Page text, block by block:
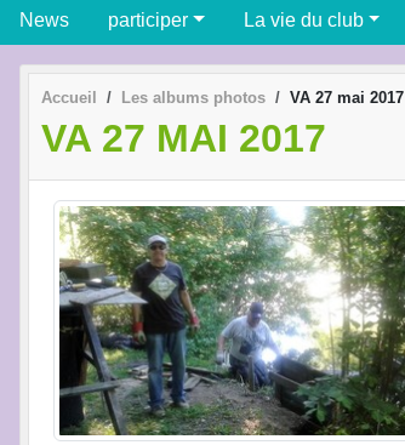
News participer La vie du club
Accueil Les albums photos VA 27 mai 2017
VA 27 MAI 2017